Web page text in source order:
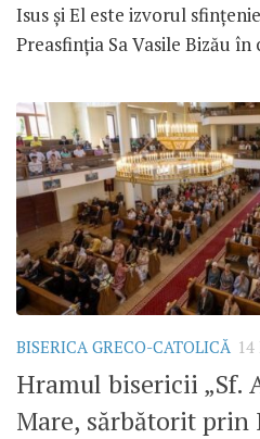
Isus și El este izvorul
Preasfinția Sa Vasile Bizău
BISERICA GRECO-CATOLICĂ 14
Hramul bisericii „Sf.
Mare, sărbătorit